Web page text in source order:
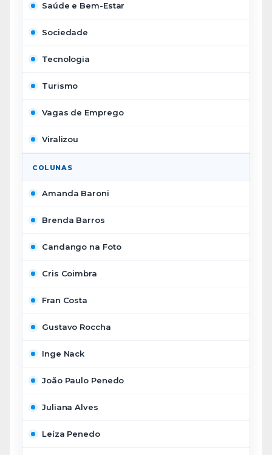
Saúde e Bem-Estar
Sociedade
Tecnologia
Turismo
Vagas de Emprego
Viralizou
COLUNAS
Amanda Baroni
Brenda Barros
Candango na Foto
Cris Coimbra
Fran Costa
Gustavo Roccha
Inge Nack
João Paulo Penedo
Juliana Alves
Leíza Penedo